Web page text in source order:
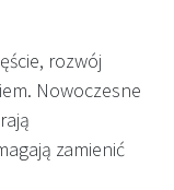
rozwój
Nowoczesne
zamienić